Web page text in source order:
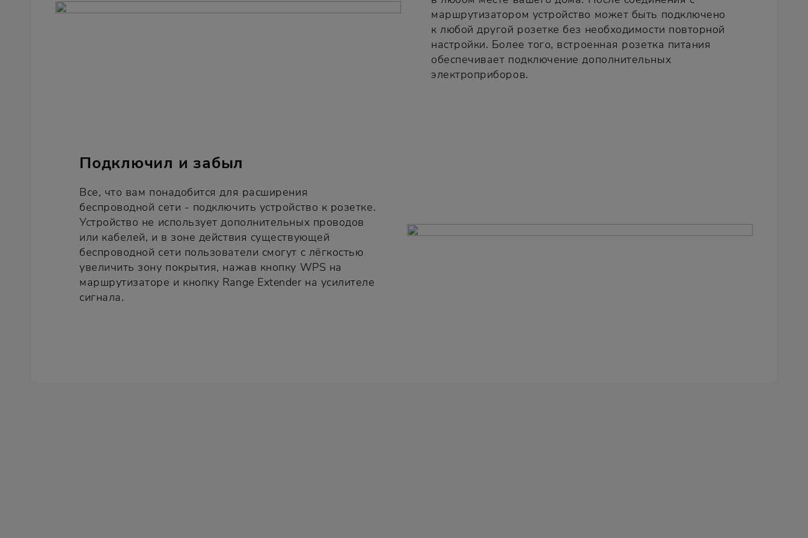
маршрутизатором устройство может быть подключено
к любой другой розетке без необходимости повторной
настройки. Более того, встроенная розетка питания
обеспечивает подключение дополнительных
электроприборов.
Подключил и забыл
Все, что вам понадобится для расширения
беспроводной сети - подключить устройство к розетке.
Устройство не использует дополнительных проводов
или кабелей, и в зоне действия существующей
беспроводной сети пользователи смогут с лёгкостью
увеличить зону покрытия, нажав кнопку WPS на
маршрутизаторе и кнопку Range Extender на усилителе
сигнала.